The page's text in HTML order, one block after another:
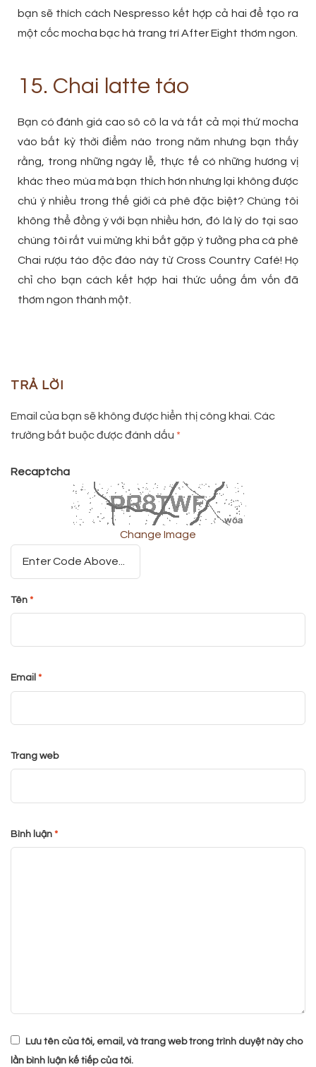
bạn sẽ thích cách Nespresso kết hợp cả hai để tạo ra
một cốc mocha bạc hà trang trí After Eight thơm ngon.
15. Chai latte táo
Bạn có đánh giá cao sô cô la và tất cả mọi thứ mocha
vào bất kỳ thời điểm nào trong năm nhưng bạn thấy
rằng, trong những ngày lễ, thực tế có những hương vị
khác theo mùa mà bạn thích hơn nhưng lại không được
chú ý nhiều trong thế giới cà phê đặc biệt? Chúng tôi
không thể đồng ý với bạn nhiều hơn, đó là lý do tại sao
chúng tôi rất vui mừng khi bắt gặp ý tưởng pha cà phê
Chai rượu táo độc đáo này từ Cross Country Café! Họ
chỉ cho bạn cách kết hợp hai thức uống ấm vốn đã
thơm ngon thành một.
TRẢ LỜI
Email của bạn sẽ không được hiển thị công khai. Các
trường bắt buộc được đánh dấu *
Bình luận *
Tên *
Email *
Trang web
Lưu tên của tôi, email, và trang web trong trình duyệt này cho
lần bình luận kế tiếp của tôi.
Recaptcha
Change Image